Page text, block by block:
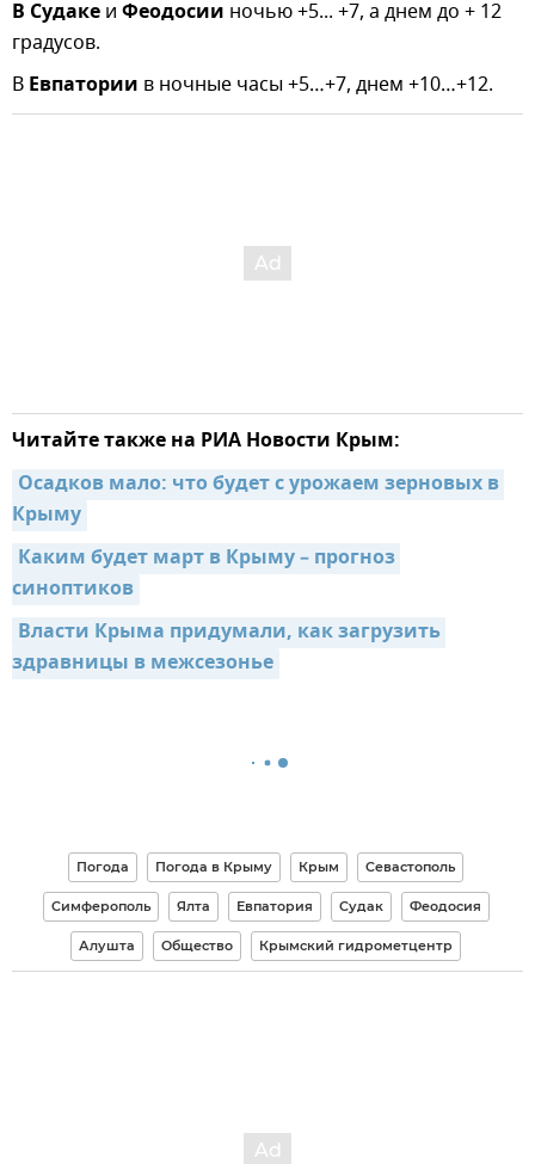
В Судаке и Феодосии ночью +5... +7, а днем до + 12
градусов.
В Евпатории в ночные часы +5…+7, днем +10…+12.
Читайте также на РИА Новости Крым:
Осадков мало: что будет с урожаем зерновых в
Крыму
Каким будет март в Крыму – прогноз
синоптиков
Власти Крыма придумали, как загрузить
здравницы в межсезонье
Погода Погода в Крыму Крым Севастополь
Симферополь Ялта Евпатория Судак Феодосия
Алушта Общество Крымский гидрометцентр